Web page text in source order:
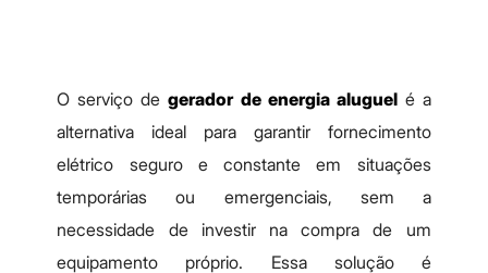
O serviço degerador de energia aluguelé a
alternativa ideal para garantir fornecimento
elétrico seguro e constante em situações
temporárias ou emergenciais, sem a
necessidade de investir na compra de um
equipamento próprio. Essa solução é